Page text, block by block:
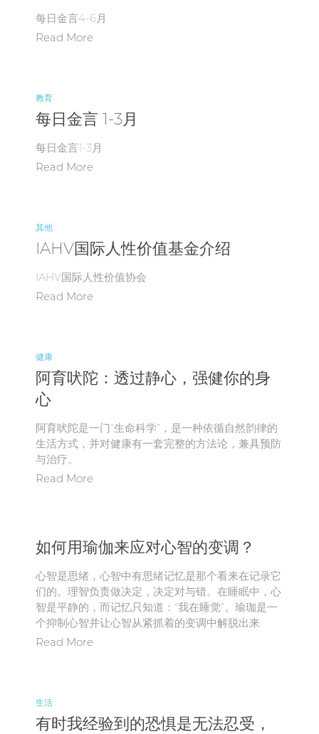
每日金言4-6月
Read More
教育
每日金言 1-3月
每日金言1-3月
Read More
其他
IAHV国际人性价值基金介绍
IAHV国际人性价值协会
Read More
健康
阿育吠陀：透过静心，强健你的身
心
阿育吠陀是一门“生命科学”，是一种依循自然韵律的
生活方式，并对健康有一套完整的方法论，兼具预防
与治疗。
Read More
如何用瑜伽来应对心智的变调？
心智是思绪，心智中有思绪记忆是那个看来在记录它
们的。理智负责做决定，决定对与错。在睡眠中，心
智是平静的，而记忆只知道：“我在睡觉”。瑜珈是一
个抑制心智并让心智从紧抓着的变调中解脱出来
Read More
生活
有时我经验到的恐惧是无法忍受，